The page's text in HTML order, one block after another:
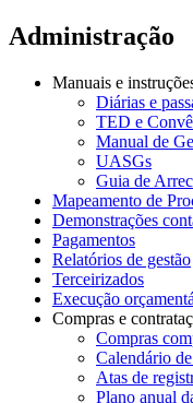
Administração
Manuais e
Diárias e
TED e
Manual de
UASGs
Guia de
Mapeamento de
Demonstrações
Pagamentos
Relatórios de gestão
Terceirizados
Execução
Compras e
Compras
Calendário
Atas de
Plano anual